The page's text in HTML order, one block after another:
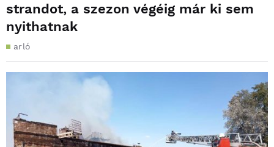
strandot, a szezon végéig már ki sem
nyithatnak
arló